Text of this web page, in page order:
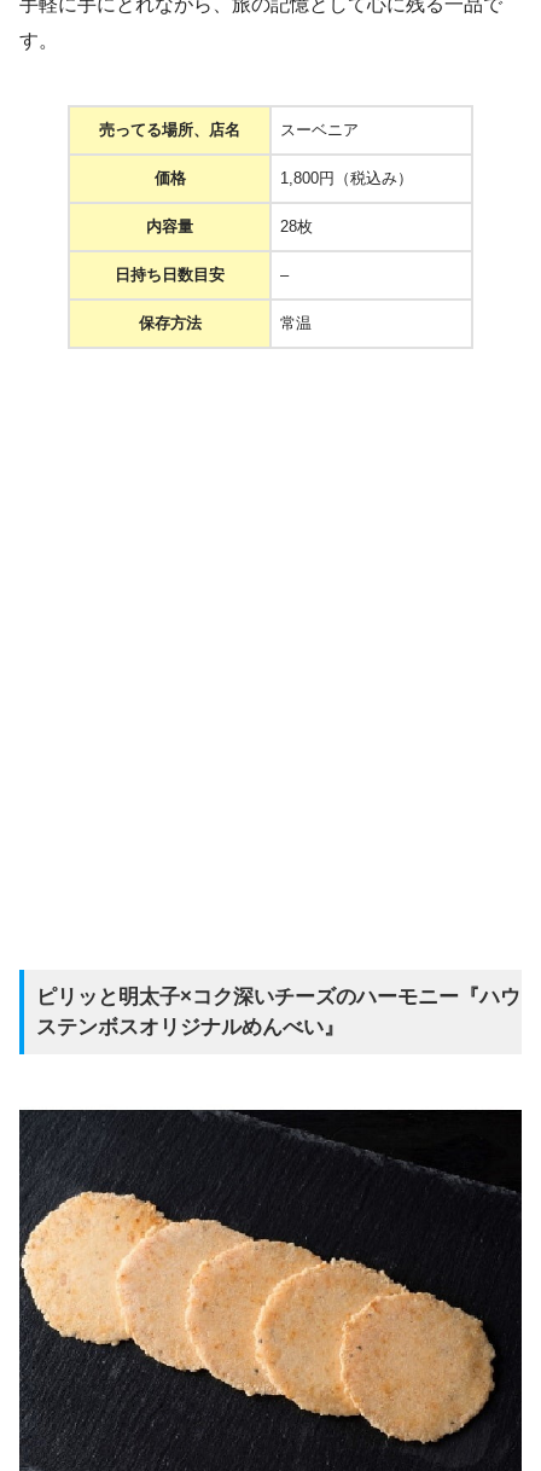
手軽に手にとれながら、旅の記憶として心に残る一品で
す。
売ってる場所、店名 スーベニア
価格 1,800円（税込み）
内容量 28枚
日持ち日数目安 –
保存方法 常温
ピリッと明太子×コク深いチーズのハーモニー『ハウ
ステンボスオリジナルめんべい』